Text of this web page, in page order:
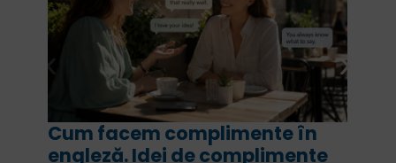
Cum facem complimente în
engleză. Idei de complimente